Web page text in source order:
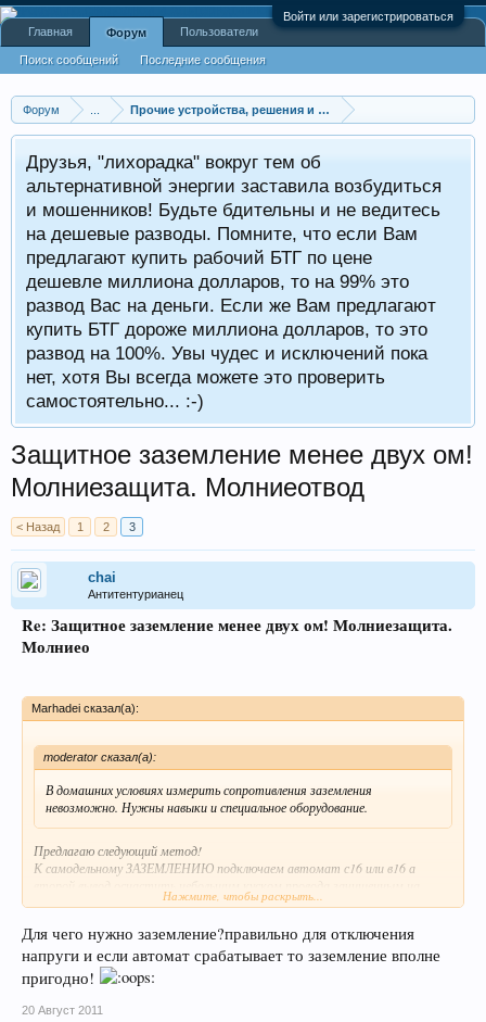
Войти или зарегистрироваться
Форум Прочие устройства, решения и технологии
Друзья, "лихорадка" вокруг тем об
альтернативной энергии заставила возбудиться
и мошенников! Будьте бдительны и не ведитесь
на дешевые разводы. Помните, что если Вам
предлагают купить рабочий БТГ по цене
дешевле миллиона долларов, то на 99% это
развод Вас на деньги. Если же Вам предлагают
купить БТГ дороже миллиона долларов, то это
развод на 100%. Увы чудес и исключений пока
нет, хотя Вы всегда можете это проверить
самостоятельно... :-)
Защитное заземление менее двух ом!
Молниезащита. Молниеотвод
< Назад 1 2 3
chai
Антитентурианец
Re: Защитное заземление менее двух ом! Молниезащита.
Молниео
Marhadei сказал(а):
moderator сказал(а):
В домашних условиях измерить сопротивления заземления
невозможно. Нужны навыки и специальное оборудование.
Предлагаю следующий метод!
К самодельному ЗАЗЕМЛЕНИЮ подключаем автомат с16 или в16 а
если автомат сработал ....(НЕ ПРОБОВАТЬ НА ТРУБАХ ОТОПЛЕНИЯ И
ВОДОПРОВОДЕ!)
Нажмите, чтобы раскрыть...
Для чего нужно заземление?правильно для отключения
напруги и если автомат срабатывает то заземление вполне
пригодно!
20 Август 2011
Главная Форум
Поиск сообщений Последние сообщения
Пользователи